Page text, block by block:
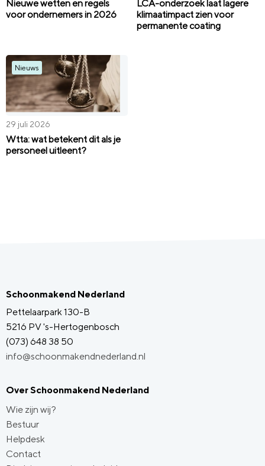
Nieuwe wetten en regels
voor ondernemers in 2026
LCA-onderzoek laat lagere
klimaatimpact zien voor
permanente coating
Nieuws
29 juli 2026
Wtta: wat betekent dit als je
personeel uitleent?
Schoonmakend Nederland
Pettelaarpark 130-B
5216 PV 's-Hertogenbosch
(073) 648 38 50
info@schoonmakendnederland.nl
Over Schoonmakend Nederland
Wie zijn wij?
Bestuur
Helpdesk
Contact